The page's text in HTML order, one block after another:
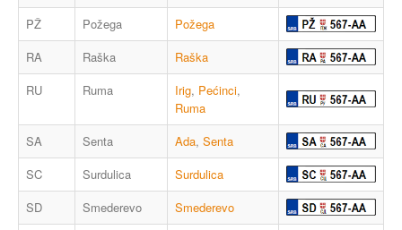
PŽ
Požega
Požega
RA
Raška
Raška
RU
Ruma Irig, Pećinci,
Ruma
SA
Senta Ada, Senta
SC
Surdulica
Surdulica
SD
Smederevo
Smederevo